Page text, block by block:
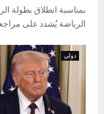
بمناسبة انطلاق بطولة
الرياضة يُشدد على
دولي